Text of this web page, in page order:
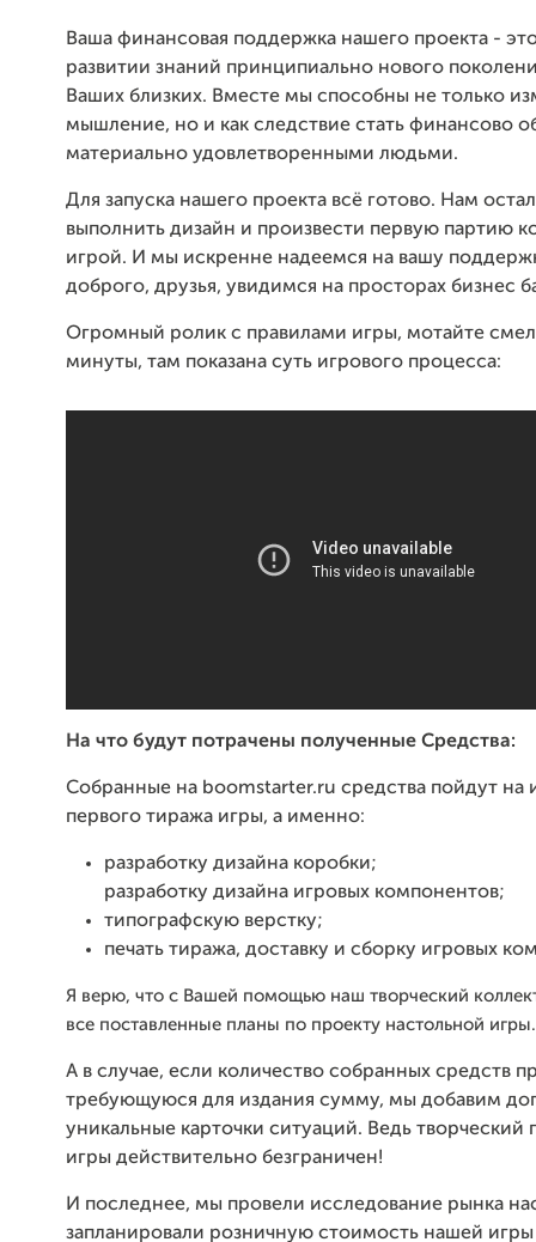
Ваша финансовая поддержка нашего проекта -
развитии знаний принципиально нового
Ваших близких. Вместе мы способны не только
мышление, но и как следствие стать финансово
материально удовлетворенными людьми.
Для запуска нашего проекта всё готово. Нам
выполнить дизайн и произвести первую партию
игрой. И мы искренне надеемся на вашу
доброго, друзья, увидимся на просторах бизнес
Огромный ролик с правилами игры, мотайте
минуты, там показана суть игрового процесса:
На что будут потрачены полученные Средства:
Собранные на boomstarter.ru средства пойдут на
первого тиража игры, а именно:
разработку дизайна коробки;
разработку дизайна игровых компонентов;
типографскую верстку;
печать тиража, доставку и сборку игровых
Я верю, что с Вашей помощью наш творческий
все поставленные планы по проекту настольной игры.
А в случае, если количество собранных средств
требующуюся для издания сумму, мы добавим
уникальные карточки ситуаций. Ведь творческий
игры действительно безграничен!
И последнее, мы провели исследование рынка
запланировали розничную стоимость нашей